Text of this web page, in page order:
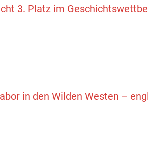
3. Platz im
in den Wilden Westen –